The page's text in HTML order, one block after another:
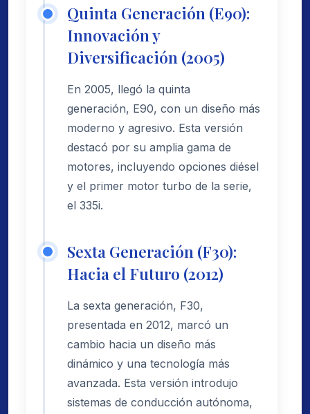
Quinta Generación (E90):
Innovación y
Diversificación (2005)
En 2005, llegó la quinta
generación, E90, con un diseño más
moderno y agresivo. Esta versión
destacó por su amplia gama de
motores, incluyendo opciones diésel
y el primer motor turbo de la serie,
el 335i.
Sexta Generación (F30):
Hacia el Futuro (2012)
La sexta generación, F30,
presentada en 2012, marcó un
cambio hacia un diseño más
dinámico y una tecnología más
avanzada. Esta versión introdujo
sistemas de conducción autónoma,